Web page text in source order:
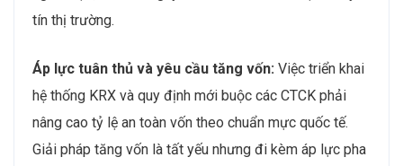
tín thị trường.
Áp lực tuân thủ và yêu cầu tăng vốn: Việc triển khai
hệ thống KRX và quy định mới buộc các CTCK phải
nâng cao tỷ lệ an toàn vốn theo chuẩn mực quốc tế.
Giải pháp tăng vốn là tất yếu nhưng đi kèm áp lực pha